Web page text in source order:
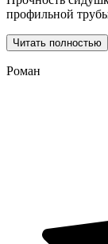
профильной
Читать полностью
Роман